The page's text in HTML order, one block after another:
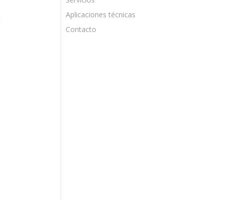
Aplicaciones técnicas
Contacto